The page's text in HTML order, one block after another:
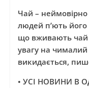
Чай –
людей п’ють його
що вживають
увагу на
викидається,
• УСІ НОВИНИ В